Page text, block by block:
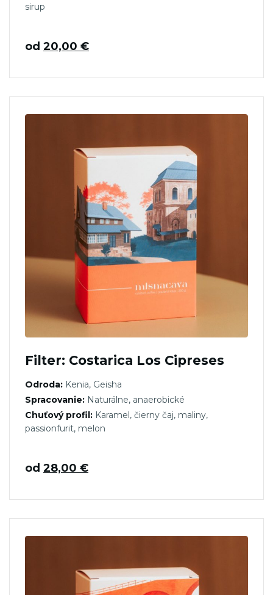
sirup
od 20,00 €
Filter: Costarica Los Cipreses
Odroda: Kenia, Geisha
Spracovanie: Naturálne, anaerobické
Chuťový profil: Karamel, čierny čaj, maliny,
passionfurit, melon
od 28,00 €